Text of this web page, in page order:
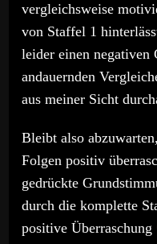
vergleichsweise
von Staffel 1
leider einen
andauernden
aus meiner Sicht
Bleibt also
Folgen positiv
gedrückte
durch die komplette
positive Überraschung